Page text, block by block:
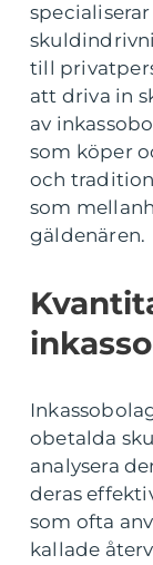
till
att driva in
av
som köper
och
som
gäldenären.
obetalda
analysera
deras
som ofta
kallade